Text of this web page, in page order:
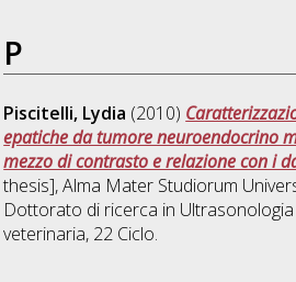
P
Piscitelli, Lydia (2010)
epatiche da tumore neuroendocrino
mezzo di contrasto e relazione con i
thesis], Alma Mater Studiorum
Dottorato di ricerca in
veterinaria, 22 Ciclo.